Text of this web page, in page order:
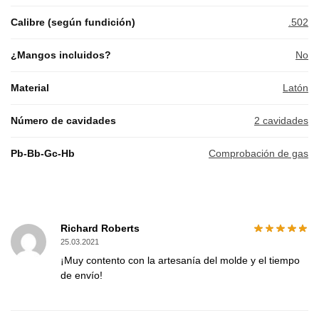
Calibre (según fundición) .502
¿Mangos incluidos? No
Material Latón
Número de cavidades 2 cavidades
Pb-Bb-Gc-Hb Comprobación de gas
Richard Roberts
25.03.2021
¡Muy contento con la artesanía del molde y el tiempo
de envío!